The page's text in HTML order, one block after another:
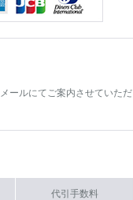
ールにてご案内させていただ
代引手数料